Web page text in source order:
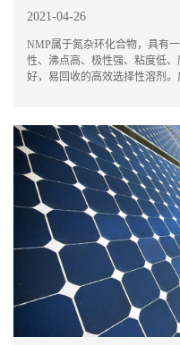
2021-04-26
NMP属于氮杂环化合物，具有
性、沸点高、极性强、粘度低
好，易回收的高效选择性溶剂